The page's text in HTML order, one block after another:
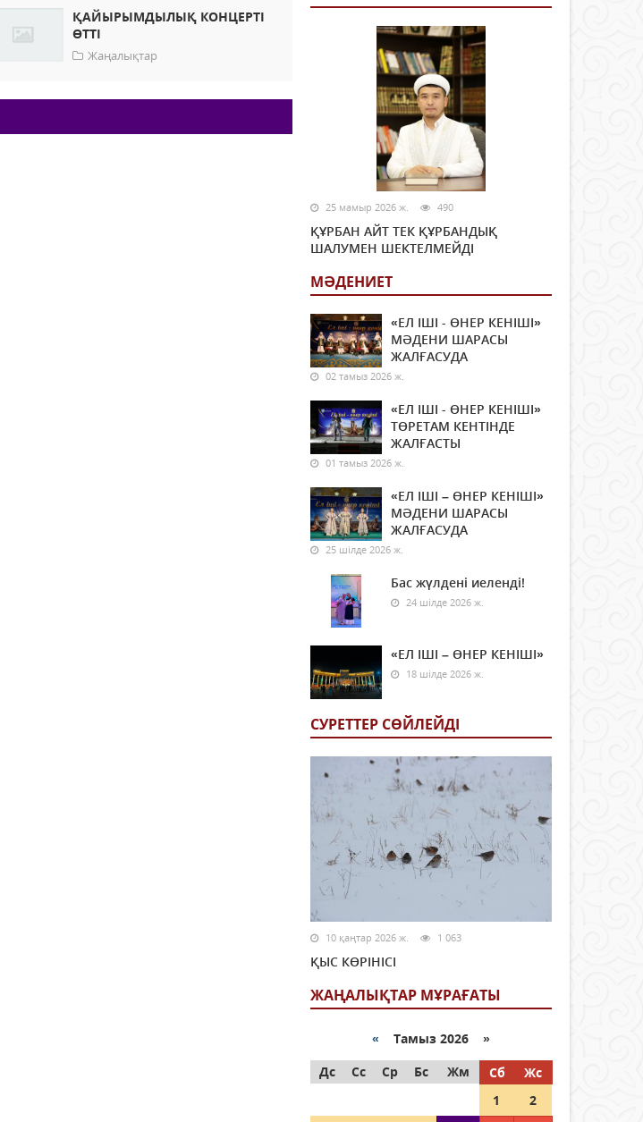
ҚАЙЫРЫМДЫЛЫҚ КОНЦЕРТІ
ӨТТІ
Жаңалықтар
25 мамыр 2026 ж. 490
ҚҰРБАН АЙТ ТЕК ҚҰРБАНДЫҚ
ШАЛУМЕН ШЕКТЕЛМЕЙДІ
МӘДЕНИЕТ
«ЕЛ ІШІ - ӨНЕР КЕНІШІ»
МӘДЕНИ ШАРАСЫ
ЖАЛҒАСУДА
02 тамыз 2026 ж.
«ЕЛ ІШІ - ӨНЕР КЕНІШІ»
ТӨРЕТАМ КЕНТІНДЕ
ЖАЛҒАСТЫ
01 тамыз 2026 ж.
«ЕЛ ІШІ – ӨНЕР КЕНІШІ»
МӘДЕНИ ШАРАСЫ
ЖАЛҒАСУДА
25 шілде 2026 ж.
Бас жүлдені иеленді!
24 шілде 2026 ж.
«ЕЛ ІШІ – ӨНЕР КЕНІШІ»
18 шілде 2026 ж.
СУРЕТТЕР СӨЙЛЕЙДI
10 қаңтар 2026 ж. 1 063
ҚЫС КӨРІНІСІ
ЖАҢАЛЫҚТАР МҰРАҒАТЫ
« Тамыз 2026 »
Дс
Сс Ср Бс Жм Сб
Жс
1
2